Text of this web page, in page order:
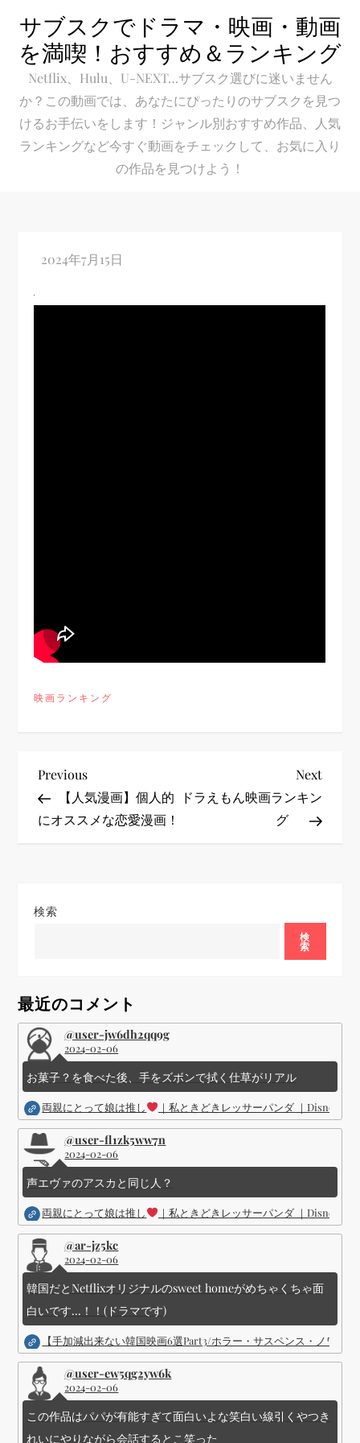
content
サブスクでドラマ・映画・動画
を満喫！おすすめ＆ランキング
Netflix、Hulu、U-NEXT…サブスク選びに迷いません
か？この動画では、あなたにぴったりのサブスクを見つ
けるお手伝いをします！ジャンル別おすすめ作品、人気
ランキングなど今すぐ動画をチェックして、お気に入り
の作品を見つけよう！
映画ランキング
投
稿
シ
ョ
ン
Previous
Post
Previous
【人気漫画】個人的
にオススメな恋愛漫画！
Next
Post
Next
ドラえもん映画ランキン
グ
検索
検
索
最近のコメント
@user-jw6dh2qq9g
2024-02-06
お菓子？を食べた後、手をズボンで拭く仕草がリアル
両親にとって娘は推し ｜私ときどきレッサーパンダ ｜Disney (
@user-fl1zk5ww7n
2024-02-06
声エヴァのアスカと同じ人？
両親にとって娘は推し ｜私ときどきレッサーパンダ ｜Disney (
@ar-jz5kc
2024-02-06
韓国だとNetflixオリジナルのsweet homeがめちゃくちゃ面
白いです...！！(ドラマです)
【手加減出来ない韓国映画6選Part3/ホラー・サスペンス・ノワー
@user-ew5qg2yw6k
2024-02-06
この作品はパパが有能すぎて面白いよな笑白い線引くやつき
れいにやりながら会話するとこ笑った